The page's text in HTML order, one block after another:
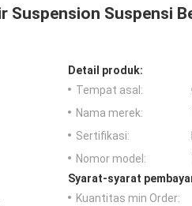
Suspension Suspensi
Detail produk:
Tempat asal:
Nama merek:
Sertifikasi:
Nomor model:
Syarat-syarat
Kuantitas min Order: